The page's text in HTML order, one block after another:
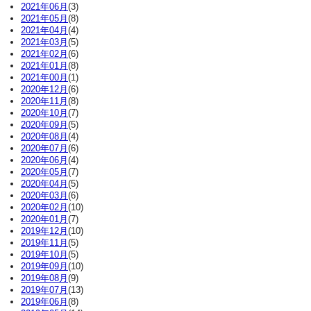
2021年06月 (3)
2021年05月 (8)
2021年04月 (4)
2021年03月 (5)
2021年02月 (6)
2021年01月 (8)
2021年00月 (1)
2020年12月 (6)
2020年11月 (8)
2020年10月 (7)
2020年09月 (5)
2020年08月 (4)
2020年07月 (6)
2020年06月 (4)
2020年05月 (7)
2020年04月 (5)
2020年03月 (6)
2020年02月 (10)
2020年01月 (7)
2019年12月 (10)
2019年11月 (5)
2019年10月 (5)
2019年09月 (10)
2019年08月 (9)
2019年07月 (13)
2019年06月 (8)